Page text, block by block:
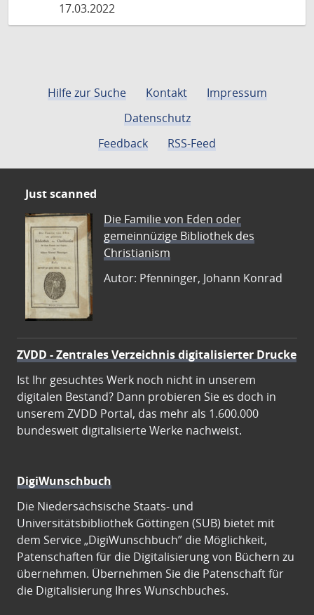
17.03.2022
Hilfe zur Suche Kontakt
Impressum
Datenschutz
Feedback
RSS-Feed
Just scanned
Die Familie von Eden oder
gemeinnüzige Bibliothek des
Christianism
Autor: Pfenninger, Johann Konrad
ZVDD - Zentrales Verzeichnis digitalisierter Drucke
Ist Ihr gesuchtes Werk noch nicht in unserem
digitalen Bestand? Dann probieren Sie es doch in
unserem ZVDD Portal, das mehr als 1.600.000
bundesweit digitalisierte Werke nachweist.
DigiWunschbuch
Die Niedersächsische Staats- und
Universitätsbibliothek Göttingen (SUB) bietet mit
dem Service „DigiWunschbuch” die Möglichkeit,
Patenschaften für die Digitalisierung von Büchern zu
übernehmen. Übernehmen Sie die Patenschaft für
die Digitalisierung Ihres Wunschbuches.